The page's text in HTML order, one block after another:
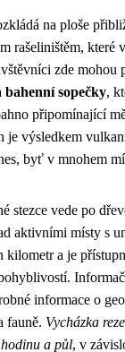
na ploše
rašeliništěm,
zde mohou
bahenní sopečky,
připomínající
je výsledkem
byť v mnohem
stezce vede po
aktivními místy s
kilometr a je
informace o
fauně. Vycházka
a půl, v